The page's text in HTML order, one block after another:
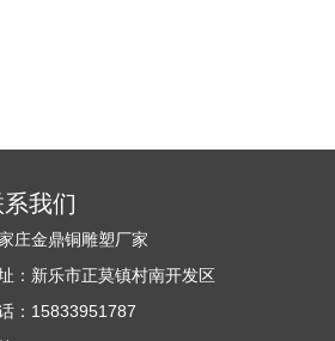
我们
庄金鼎铜雕塑厂家
：新乐市正莫镇村南开发区
：15833951787